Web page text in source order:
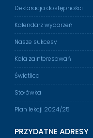
Deklaracja dostępności
Kalendarz wydarzeń
Nasze sukcesy
Koła zainteresowań
Świetlica
Stołówka
Plan lekcji 2024/25
PRZYDATNE ADRESY